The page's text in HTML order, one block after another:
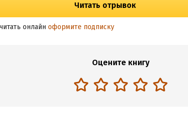
Читать отрывок
онлайн оформите подписку
Оцените книгу